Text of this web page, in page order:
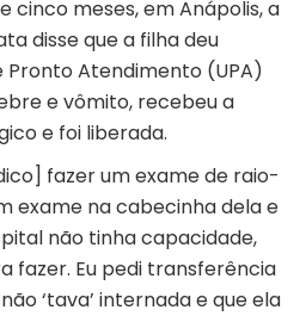
cinco meses, emAnápolis, a
disse que a filha deu
Pronto Atendimento (UPA)
e vômito, recebeu a
e foi liberada.
fazer um exame de raio-
exame na cabecinha dela e
não tinha capacidade,
fazer. Eu pedi transferência
‘tava’ internada e que ela